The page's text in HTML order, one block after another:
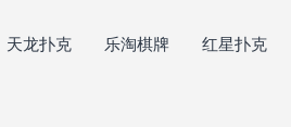
天龙扑克 乐淘棋牌 红星扑克